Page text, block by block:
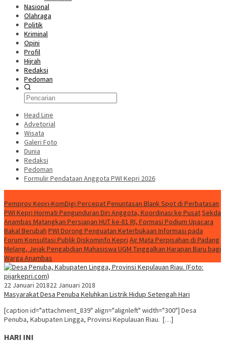
Nasional
Olahraga
Politik
Kriminal
Opini
Profil
Hijrah
Redaksi
Pedoman
Head Line
Advetorial
Wisata
Galeri Foto
Dunia
Redaksi
Pedoman
Formulir Pendataan Anggota PWI Kepri 2026
Pemprov Kepri-KomDigi Percepat Penuntasan Blank Spot di Perbatasan
PWI Kepri Hormati Pengunduran Diri Anggota, Koordinasi ke PusatSekda
Anambas Matangkan Persiapan HUT ke-81 RI, Formasi Podium Upacara
Bakal Berubah PWI Dorong Penguatan Keterbukaan Informasi pada
Forum Konsultasi Publik Diskominfo Kepri Air Mata Perpisahan di Padang
Melang, Jejak Pengabdian Mahasiswa UGM Tinggalkan Harapan Baru bagi
Warga Anambas
22 Januari 201822 Januari 2018
Masyarakat Desa Penuba Keluhkan Listrik Hidup Setengah Hari
[caption id="attachment_839" align="alignleft" width="300"] Desa
Penuba, Kabupaten Lingga, Provinsi Kepulauan Riau. […]
HARI INI